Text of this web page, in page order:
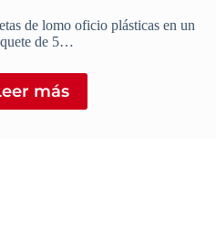
de lomo oficio plásticas en un
de 5…
más